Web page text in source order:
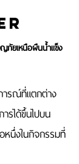
ภัยเหนือผืนน้ำแข็ง
รณ์ที่แตกต่าง
รได้ขึ้นไปบน
นึ่งในกิจกรรมที่